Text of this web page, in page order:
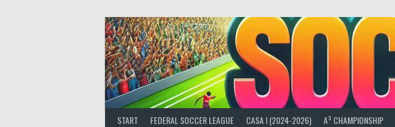
START FEDERAL SOCCER LEAGUE CASA I (2024-2026) A³ CHAMPIONSHIP